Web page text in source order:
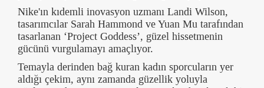
Nike'ın kıdemli inovasyon uzmanı Landi Wilson,
tasarımcılar Sarah Hammond ve Yuan Mu tarafından
tasarlanan ‘Project Goddess’, güzel hissetmenin
gücünü vurgulamayı amaçlıyor.
Temayla derinden bağ kuran kadın sporcuların yer
aldığı çekim, aynı zamanda güzellik yoluyla